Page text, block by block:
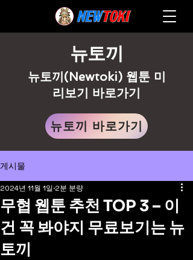
뉴토끼
뉴토끼(Newtoki) 웹툰 미
리보기 바로가기
뉴토끼 바로가기
게시물
무협 웹툰 추천 TOP 3 – 이
건 꼭 봐야지 무료보기는 뉴
토끼
2024년 11월 1일 2분 분량